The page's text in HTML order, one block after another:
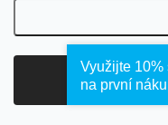
Copyright 2026
Využijte 10%
na první